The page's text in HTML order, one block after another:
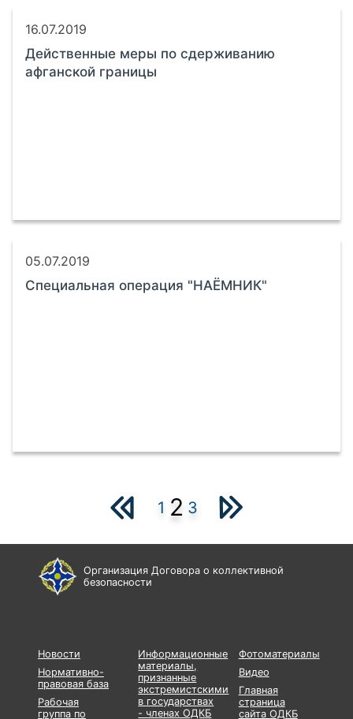
16.07.2019
Действенные меры по сдерживанию
афганской границы
05.07.2019
Специальная операция "НАЁМНИК"
1 2 3
Организация Договора о коллективной
безопасности
Новости
Нормативно-
правовая база
Рабочая
группа по
Информационные
материалы,
признанные
экстремистскими
в государствах
- членах ОДКБ
Фотоматериалы
Видео
Главная
страница
сайта ОДКБ